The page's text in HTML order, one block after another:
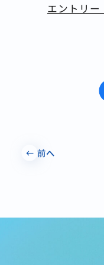
エントリー
前へ